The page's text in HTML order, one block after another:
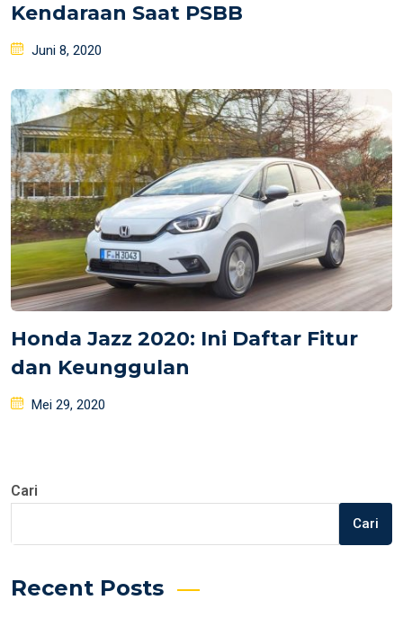
Kendaraan Saat PSBB
Posted
Juni 8, 2020
Honda Jazz 2020: Ini Daftar Fitur
dan Keunggulan
Posted
Mei 29, 2020
Cari
Cari
Recent Posts